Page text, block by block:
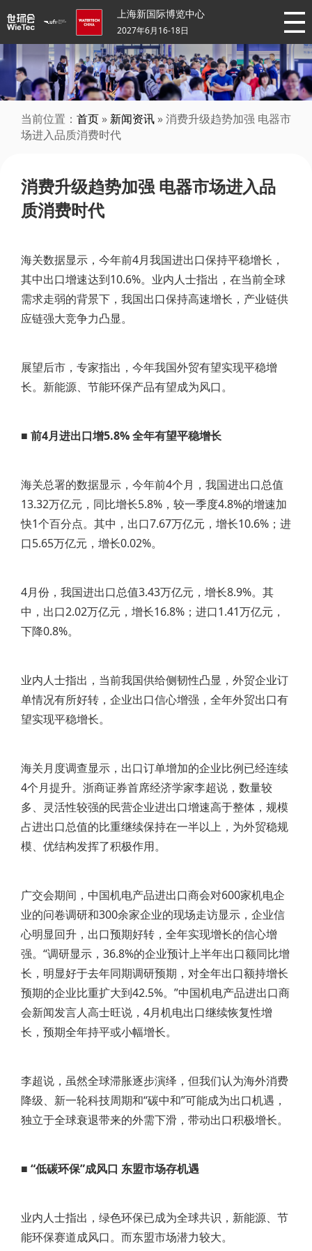
上海新国际博览中心
2027年6月16-18日
当前位置： 首页 » 新闻资讯 » 消费升级趋势加强 电器市
场进入品质消费时代
消费升级趋势加强 电器市场进入品
质消费时代
海关数据显示，今年前4月我国进出口保持平稳增长，
其中出口增速达到10.6%。业内人士指出，在当前全球
需求走弱的背景下，我国出口保持高速增长，产业链供
应链强大竞争力凸显。
展望后市，专家指出，今年我国外贸有望实现平稳增
长。新能源、节能环保产品有望成为风口。
■ 前4月进出口增5.8% 全年有望平稳增长
海关总署的数据显示，今年前4个月，我国进出口总值
13.32万亿元，同比增长5.8%，较一季度4.8%的增速加
快1个百分点。其中，出口7.67万亿元，增长10.6%；进
口5.65万亿元，增长0.02%。
4月份，我国进出口总值3.43万亿元，增长8.9%。其
中，出口2.02万亿元，增长16.8%；进口1.41万亿元，
下降0.8%。
业内人士指出，当前我国供给侧韧性凸显，外贸企业订
单情况有所好转，企业出口信心增强，全年外贸出口有
望实现平稳增长。
海关月度调查显示，出口订单增加的企业比例已经连续
4个月提升。浙商证券首席经济学家李超说，数量较
多、灵活性较强的民营企业进出口增速高于整体，规模
占进出口总值的比重继续保持在一半以上，为外贸稳规
模、优结构发挥了积极作用。
广交会期间，中国机电产品进出口商会对600家机电企
业的问卷调研和300余家企业的现场走访显示，企业信
心明显回升，出口预期好转，全年实现增长的信心增
强。“调研显示，36.8%的企业预计上半年出口额同比增
长，明显好于去年同期调研预期，对全年出口额持增长
预期的企业比重扩大到42.5%。”中国机电产品进出口商
会新闻发言人高士旺说，4月机电出口继续恢复性增
长，预期全年持平或小幅增长。
李超说，虽然全球滞胀逐步演绎，但我们认为海外消费
降级、新一轮科技周期和“碳中和”可能成为出口机遇，
独立于全球衰退带来的外需下滑，带动出口积极增长。
■ “低碳环保”成风口 东盟市场存机遇
业内人士指出，绿色环保已成为全球共识，新能源、节
能环保赛道成风口。而东盟市场潜力较大。